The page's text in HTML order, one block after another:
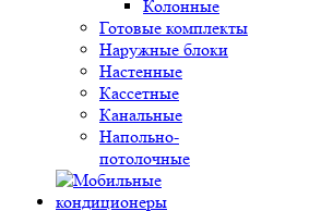
Колонные
Готовые комплекты
Наружные блоки
Настенные
Кассетные
Канальные
Напольно-
потолочные